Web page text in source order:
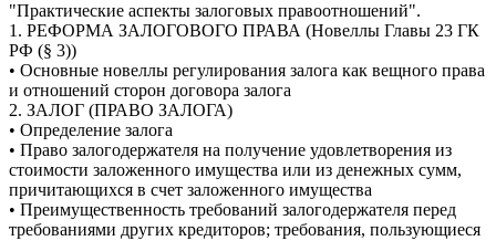
"Практические аспекты залоговых правоотношений".
1. РЕФОРМА ЗАЛОГОВОГО ПРАВА (Новеллы Главы 23 ГК
РФ (§ 3))
• Основные новеллы регулирования залога как вещного права
и отношений сторон договора залога
2. ЗАЛОГ (ПРАВО ЗАЛОГА)
• Определение залога
• Право залогодержателя на получение удовлетворения из
стоимости заложенного имущества или из денежных сумм,
причитающихся в счет заложенного имущества
• Преимущественность требований залогодержателя перед
требованиями других кредиторов; требования, пользующиеся